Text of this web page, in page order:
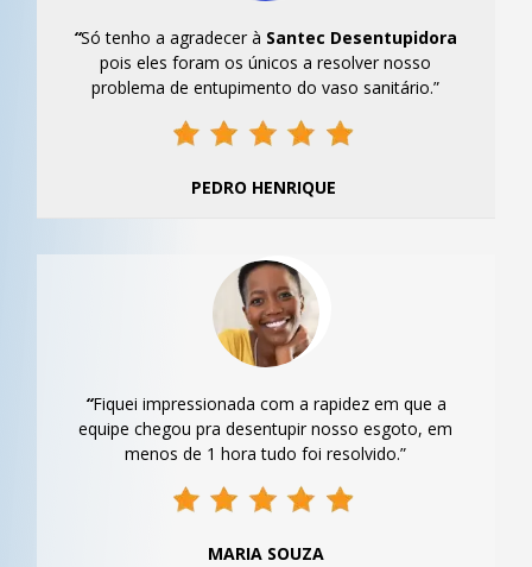
“Só tenho a agradecer à Santec Desentupidora
pois eles foram os únicos a resolver nosso
problema de entupimento do vaso sanitário.”
PEDRO HENRIQUE
“Fiquei impressionada com a rapidez em que a
equipe chegou pra desentupir nosso esgoto, em
menos de 1 hora tudo foi resolvido.”
MARIA SOUZA